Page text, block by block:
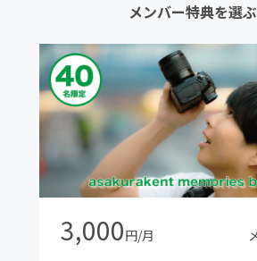
メンバー特典を選ぶ
3,000円/月